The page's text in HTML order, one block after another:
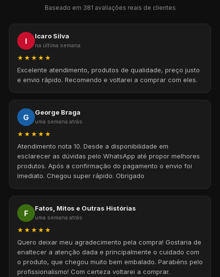
Baseado em 381 avaliações reais de clientes
I
Icaro Silva
na última semana
★★★★★
Excelente atendimento, produtos de qualidade, preço justo
e envio rápido. Recomendo e voltarei a comprar com eles.
G
George Braga
uma semana atrás
★★★★★
Atendimento nota 10. Desde a disponibilidade em
esclarecer as dúvidas pelo WhatsApp até propor melhores
produtos. Após a confirmação do pagamento o envio foi
imediato. Chegou super rápido. Obrigado
F
Fatos, Mitos e Outras Histórias
uma semana atrás
★★★★★
Quero deixar meu agradecimento pela compra! Gostaria de
enaltecer a atenção dada e principalmente o cuidado com
o produto, que chegou muito bem embalado. Parabéns pelo
profissionalismo! Com certeza voltarei a comprar.